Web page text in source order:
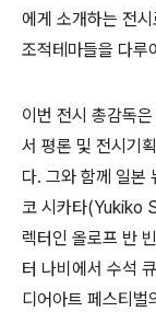
에게 소개하는 전
조적테마들을 다루
이번 전시 총감독
서 평론 및 전시기
다. 그와 함께 일본
코 시카타(Yukiko
렉터인 올로프 반
터 나비에서 수석
디어아트 페스티벌